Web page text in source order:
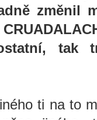
změnil
tak
ti na to